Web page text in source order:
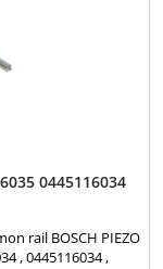
0445116034
rail BOSCH PIEZO
, 0445116034 ,